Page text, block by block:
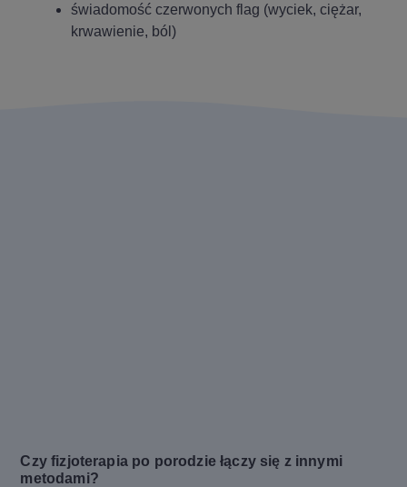
świadomość czerwonych flag (wyciek, ciężar,
krwawienie, ból)
Czy fizjoterapia po porodzie łączy się z innymi
metodami?